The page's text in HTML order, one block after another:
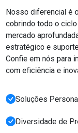
Nosso diferencial é
cobrindo todo o
mercado
estratégico e
Confie em nós para
com eficiência e
Soluções
Diversidade de